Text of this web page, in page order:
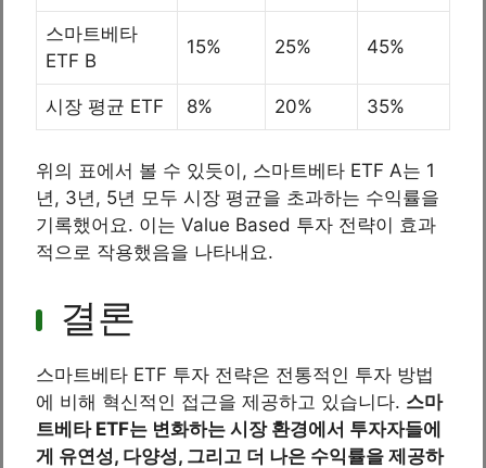
스마트베타
ETF B
15% 25% 45%
시장 평균 ETF 8% 20% 35%
위의 표에서 볼 수 있듯이, 스마트베타 ETF A는 1
년, 3년, 5년 모두 시장 평균을 초과하는 수익률을
기록했어요. 이는 Value Based 투자 전략이 효과
적으로 작용했음을 나타내요.
결론
스마트베타 ETF 투자 전략은 전통적인 투자 방법
에 비해 혁신적인 접근을 제공하고 있습니다. 스마
트베타 ETF는 변화하는 시장 환경에서 투자자들에
게 유연성, 다양성, 그리고 더 나은 수익률을 제공하